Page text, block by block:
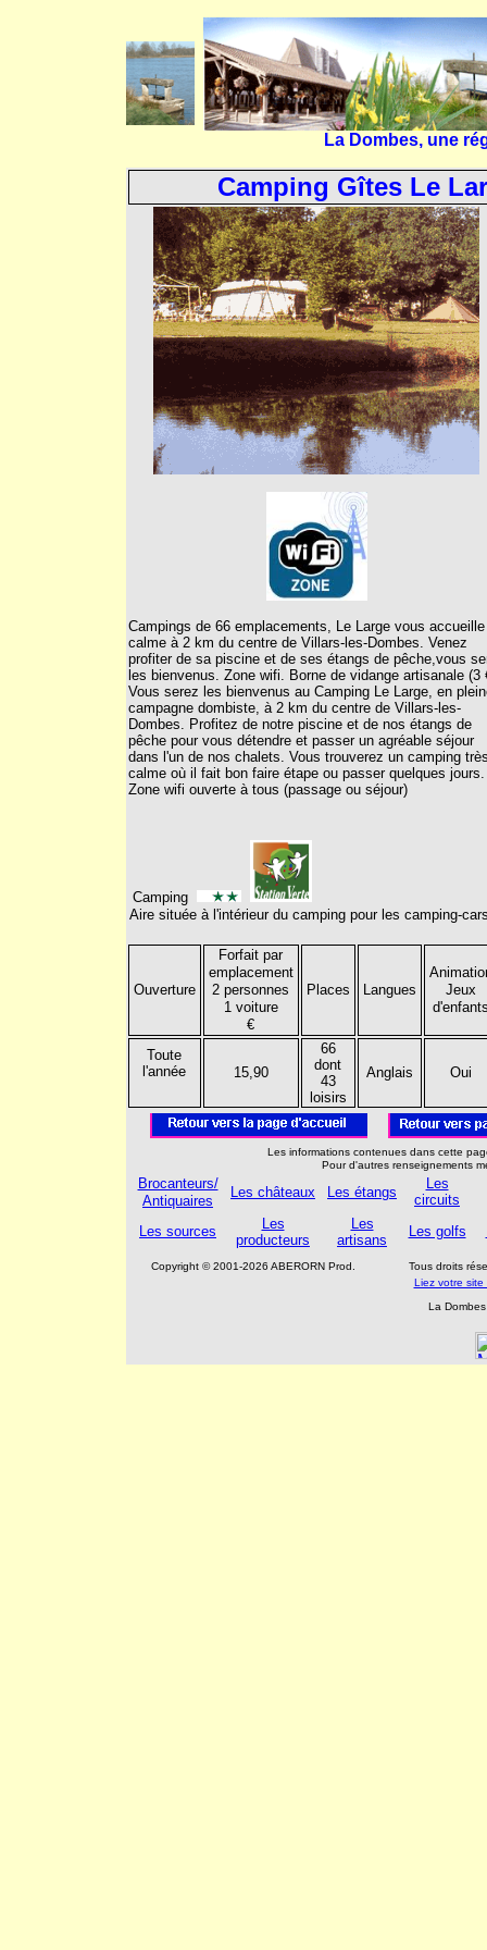
La Dombes, une
Camping Gîtes Le
Campings de 66 emplacements, Le Large vous accueille
calme à 2 km du centre de Villars-les-Dombes. Venez
profiter de sa piscine et de ses étangs de pêche,vous
les bienvenus. Zone wifi. Borne de vidange artisanale (3
Vous serez les bienvenus au Camping Le Large, en
campagne dombiste, à 2 km du centre de Villars-les-
Dombes. Profitez de notre piscine et de nos étangs de
pêche pour vous détendre et passer un agréable séjour
dans l'un de nos chalets. Vous trouverez un camping
calme où il fait bon faire étape ou passer quelques jours.
Zone wifi ouverte à tous (passage ou séjour)
Camping
Aire située à l'intérieur du camping pour les camping-
Ouverture
Forfait par
emplacement
2 personnes
1 voiture
€
Places Langues
Jeux
Toute
l'année
15,90
66
dont
43
loisirs
Anglais Oui
Les informations contenues dans cette
Pour d'autres renseignements
Brocanteurs/
Antiquaires
Les châteaux Les étangs
Les
circuits
Les sources
Les
producteurs
Les
artisans
Les golfs
Copyright © 2001-2026 ABERORN Prod.
Tous droits
Liez votre
La